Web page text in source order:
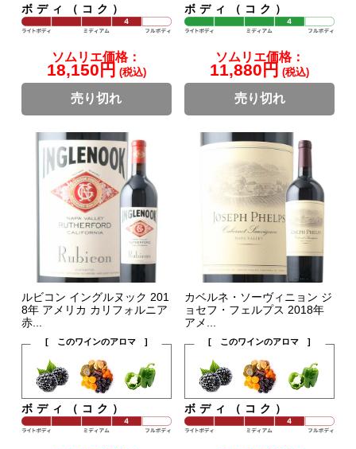
ボディ（コク）
ソムリエ価格：
18,150円 (税込)
売り切れ
ボディ（コク）
ソムリエ価格：
11,880円 (税込)
売り切れ
ルビコン イングルヌック 201
8年 アメリカ カリフォルニア
赤...
[ このワインのアロマ ]
ボディ（コク）
カベルネ・ソーヴィニョン ジ
ョセフ・フェルプス 2018年
アメ...
[ このワインのアロマ ]
ボディ（コク）